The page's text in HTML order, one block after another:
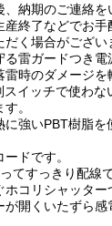
、納期のご連絡を
産終了などでお
く場合がござい
る雷ガードつき電
雷時のダメージを
スイッチで使わ
。
に強いPBT樹脂
ドです。
てすっきり配線
ホコリシャッタ
開くいたずら感